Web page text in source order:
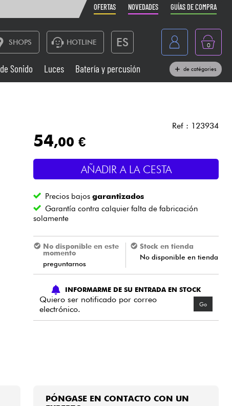
OFERTAS NOVEDADES GUÍAS DE COMPRA
SHOPS HOTLINE ES
France
Belgique
Nederland
0
Sistemas de Sonido
Vientos
Cables & Acces.
Sonido Luces Batería y percusión de catégories
Ref : 123934
54,00 €
AÑADIR A LA CESTA
Precios bajosgarantizados
Garantía contra calquier falta de fabricación
solamente
No disponible en este
momento
preguntarnos
Stock en tienda
No disponible en tienda
INFORMARME DE SU ENTRADA EN STOCK
Quiero ser notificado por correo
electrónico.
Go
PÓNGASE EN CONTACTO CON UN